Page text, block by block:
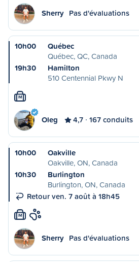
Sherry Pas d'évaluations
10h00
Québec
Québec, QC, Canada
19h30
Hamilton
510 Centennial Pkwy N
M
Oleg 4,7 167 conduits
10h00
Oakville
Oakville, ON, Canada
10h30
Burlington
Burlington, ON, Canada
Retour ven. 7 août à 18h45
M
Sherry Pas d'évaluations